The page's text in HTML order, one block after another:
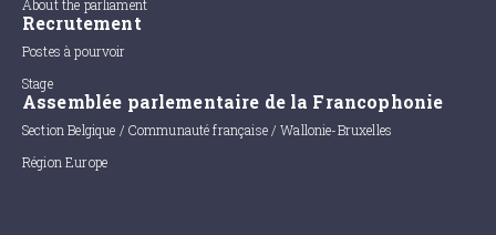
About the parliament
Recrutement
Postes à pourvoir
Stage
Assemblée parlementaire de la Francophonie
Section Belgique / Communauté française / Wallonie-Bruxelles
Région Europe